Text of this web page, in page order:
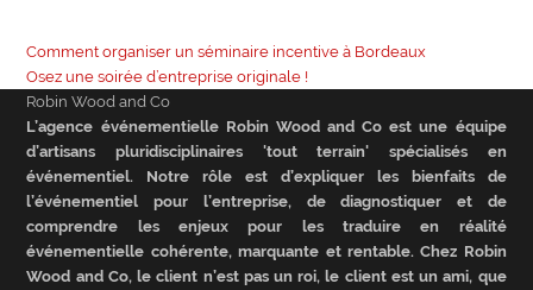
previous
post:
Comment organiser un séminaire incentive à Bordeaux
next
post:
Osez une soirée d’entreprise originale !
Robin Wood and Co
L’agence événementielle Robin Wood and Co est une équipe
d’artisans pluridisciplinaires 'tout terrain' spécialisés en
événementiel. Notre rôle est d’expliquer les bienfaits de
l’événementiel pour l’entreprise, de diagnostiquer et de
comprendre les enjeux pour les traduire en réalité
événementielle cohérente, marquante et rentable. Chez Robin
Wood and Co, le client n’est pas un roi, le client est un ami, que